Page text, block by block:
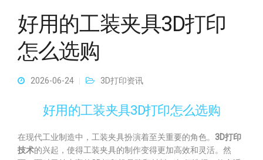
好用的工装夹具3D打印
怎么选购
2026-06-24 3D打印资讯
好用的工装夹具3D打印怎么选购
在现代工业制造中，工装夹具扮演着至关重要的角色。 3D打印
技术的兴起，使得工装夹具的制作变得更加高效和灵活。然